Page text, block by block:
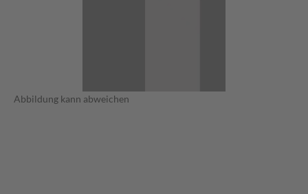
Abbildung kann abweichen